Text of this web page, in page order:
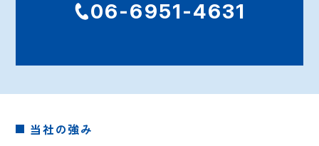
06-6951-4631
当社の強み